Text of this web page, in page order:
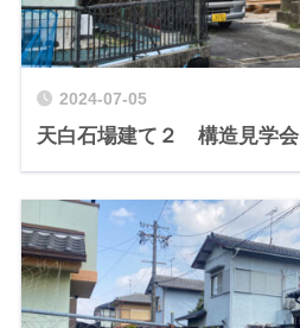
2024-07-05
天白石場建て２ 構造見学会